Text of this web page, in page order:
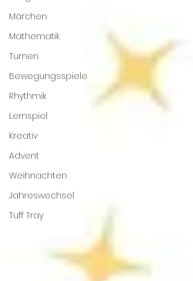
Märchen
Mathematik
Turnen
Bewegungsspiele
Rhythmik
Lernspiel
Kreativ
Advent
Weihnachten
Jahreswechsel
Tuff Tray